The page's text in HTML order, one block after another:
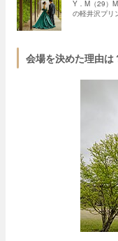
Y．M（29）
の軽井沢プリ
会場を決めた理由は